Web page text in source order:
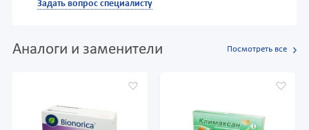
Задать вопрос специалисту
Аналоги и заменители Посмотреть все